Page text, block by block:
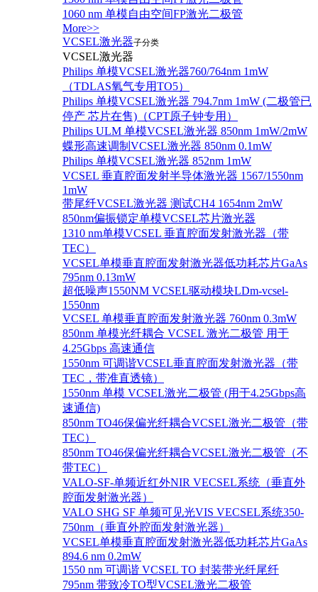
1060 nm 单模自由空间FP激光二极管
More>>
VCSEL激光器子分类
VCSEL激光器
Philips 单模VCSEL激光器760/764nm 1mW
（TDLAS氧气专用TO5）
Philips 单模VCSEL激光器 794.7nm 1mW (二极管已
停产 芯片在售)（CPT原子钟专用）
Philips ULM 单模VCSEL激光器 850nm 1mW/2mW
蝶形高速调制VCSEL激光器 850nm 0.1mW
Philips 单模VCSEL激光器 852nm 1mW
VCSEL 垂直腔面发射半导体激光器 1567/1550nm
1mW
带尾纤VCSEL激光器 测试CH4 1654nm 2mW
850nm偏振锁定单模VCSEL芯片激光器
1310 nm单模VCSEL 垂直腔面发射激光器（带
TEC）
VCSEL单模垂直腔面发射激光器低功耗芯片GaAs
795nm 0.13mW
超低噪声1550NM VCSEL驱动模块LDm-vcsel-
1550nm
VCSEL 单模垂直腔面发射激光器 760nm 0.3mW
850nm 单模光纤耦合 VCSEL 激光二极管 用于
4.25Gbps 高速通信
1550nm 可调谐VCSEL垂直腔面发射激光器（带
TEC，带准直透镜）
1550nm 单模 VCSEL激光二极管 (用于4.25Gbps高
速通信)
850nm TO46保偏光纤耦合VCSEL激光二极管（带
TEC）
850nm TO46保偏光纤耦合VCSEL激光二极管（不
带TEC）
VALO-SF-单频近红外NIR VECSEL系统（垂直外
腔面发射激光器）
VALO SHG SF 单频可见光VIS VECSEL系统350-
750nm（垂直外腔面发射激光器）
VCSEL单模垂直腔面发射激光器低功耗芯片GaAs
894.6 nm 0.2mW
1550 nm 可调谐 VCSEL TO 封装带光纤尾纤
795nm 带致冷TO型VCSEL激光二极管